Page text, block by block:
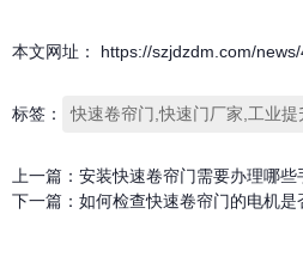
本文网址： https://szjdzdm.com/
标签： 快速卷帘门,快速门厂家,工业
上一篇： 安装快速卷帘门需要办理哪些
下一篇： 如何检查快速卷帘门的电机是